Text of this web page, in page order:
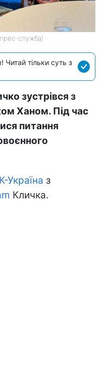
служба)
тільки суть з
зустрівся з
Ханом. Під час
питання
Україна з
Кличка.